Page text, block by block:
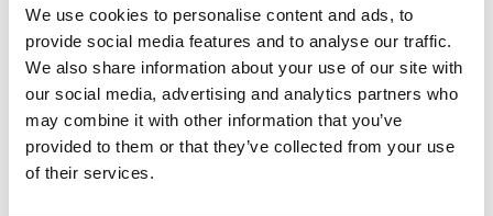
We use cookies to personalise content and ads, to
provide social media features and to analyse our traffic.
We also share information about your use of our site with
our social media, advertising and analytics partners who
may combine it with other information that you’ve
provided to them or that they’ve collected from your use
of their services.